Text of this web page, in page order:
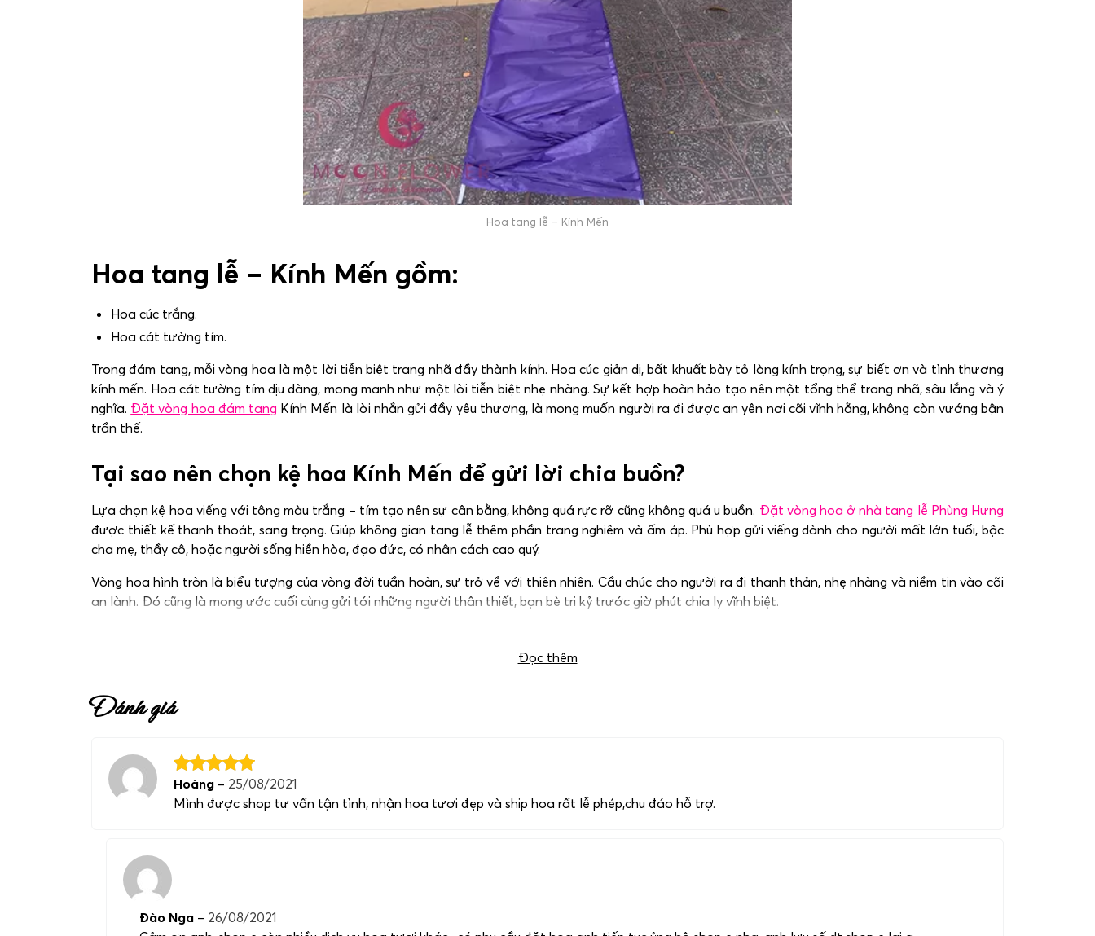
Hoa tang lễ – Kính Mến
Hoa tang lễ – Kính Mến gồm:
Hoa cúc trắng.
Hoa cát tường tím.
Trong đám tang, mỗi vòng hoa là một lời tiễn biệt trang nhã đầy thành kính. Hoa cúc giản dị, bất khuất bày tỏ lòng kính trọng, sự biết ơn và tình thương
kính mến. Hoa cát tường tím dịu dàng, mong manh như một lời tiễn biệt nhẹ nhàng. Sự kết hợp hoàn hảo tạo nên một tổng thể trang nhã, sâu lắng và ý
nghĩa. Đặt vòng hoa đám tang Kính Mến là lời nhắn gửi đầy yêu thương, là mong muốn người ra đi được an yên nơi cõi vĩnh hằng, không còn vướng bận
trần thế.
Tại sao nên chọn kệ hoa Kính Mến để gửi lời chia buồn?
Lựa chọn kệ hoa viếng với tông màu trắng – tím tạo nên sự cân bằng, không quá rực rỡ cũng không quá u buồn. Đặt vòng hoa ở nhà tang lễ Phùng Hưng
được thiết kế thanh thoát, sang trọng. Giúp không gian tang lễ thêm phần trang nghiêm và ấm áp. Phù hợp gửi viếng dành cho người mất lớn tuổi, bậc
cha mẹ, thầy cô, hoặc người sống hiền hòa, đạo đức, có nhân cách cao quý.
Vòng hoa hình tròn là biểu tượng của vòng đời tuần hoàn, sự trở về với thiên nhiên. Cầu chúc cho người ra đi thanh thản, nhẹ nhàng và niềm tin vào cõi
an lành. Đó cũng là mong ước cuối cùng gửi tới những người thân thiết, bạn bè tri kỷ trước giờ phút chia ly vĩnh biệt.
Đọc thêm
Đánh giá
Hoàng – 25/08/2021
Mình được shop tư vấn tận tình, nhận hoa tươi đẹp và ship hoa rất lễ phép,chu đáo hỗ trợ.
Đào Nga – 26/08/2021